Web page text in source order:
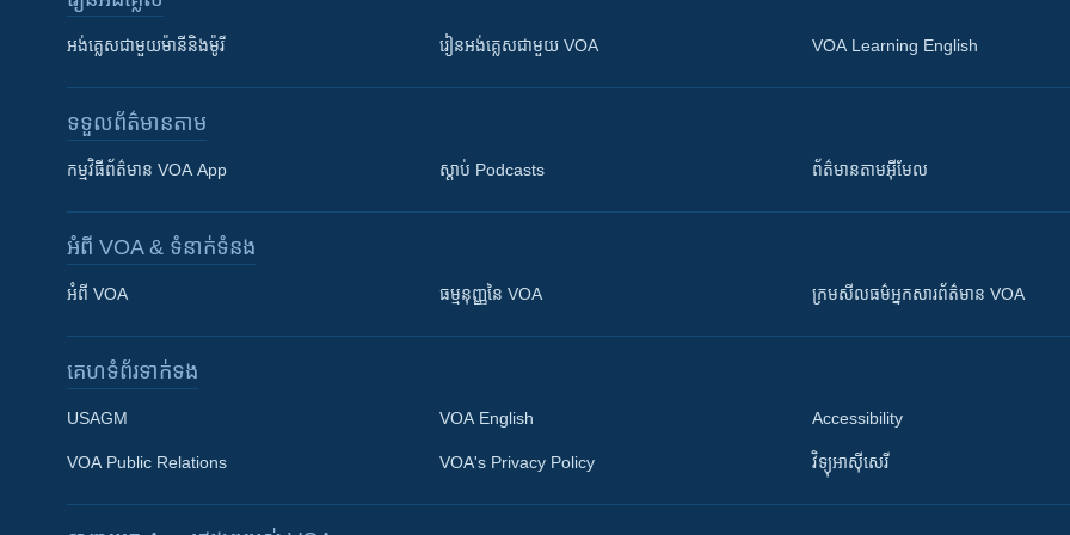
អង់គ្លេស​ជាមួយ​ម៉ានី​និង​ម៉ូរី រៀន​​​​​​អង់គ្លេស​​ជាមួយ VOA VOA Learning English
ទទួល​ព័ត៌មាន​តាម
កម្មវិធី​ព័ត៌មាន VOA App ស្តាប់ Podcasts ព័ត៌មាន​តាម​អ៊ីមែល
អំពី​ VOA & ទំនាក់ទំនង
អំពី​ VOA ធម្មនុញ្ញ​នៃ VOA ក្រម​​​សីលធម៌​​​អ្នក​​​សារព័ត៌មាន VOA
គេហទំព័រ​​ទាក់ទង
USAGM
VOA Public Relations
VOA English
VOA's Privacy Policy
Accessibility
វិទ្យុ​អាស៊ី​សេរី